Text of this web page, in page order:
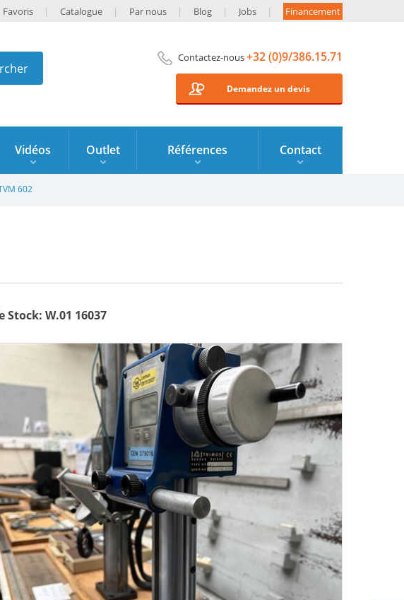
Favoris Catalogue Par nous Blog Jobs Financement
Contactez-nous+32 (0)9/386.15.71
Demandez un devis
Vidéos Outlet Références Contact
602
Stock: W.01 16037